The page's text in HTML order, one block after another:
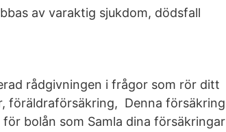
av varaktig sjukdom, dödsfall
rådgivningen i frågor som rör ditt
föräldraförsäkring, Denna försäkring
bolån som Samla dina försäkringar